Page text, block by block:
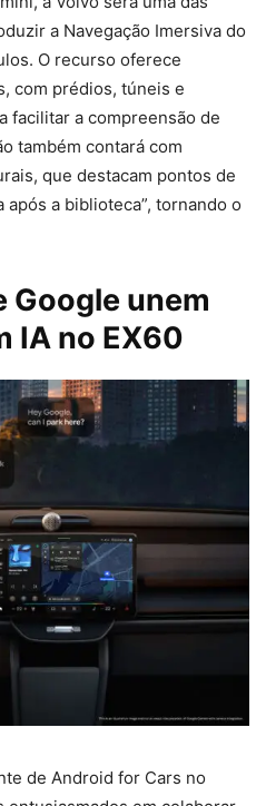
a Navegação Imersiva do
O recurso oferece
com prédios, túneis e
facilitar a compreensão de
também contará com
que destacam pontos de
a biblioteca”, tornando o
Google unem
IA no EX60
de Android for Cars no